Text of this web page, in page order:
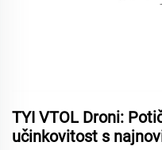
TYI VTOL Droni:
učinkovitost s